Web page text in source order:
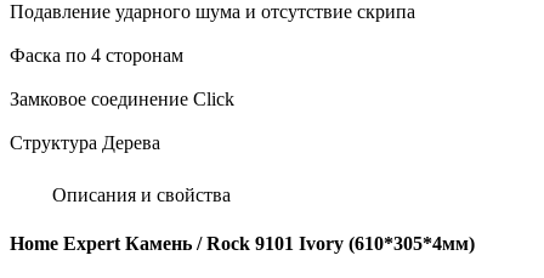
Подавление ударного шума и отсутствие скрипа
Фаска по 4 сторонам
Замковое соединение Click
Структура Дерева
Описания и свойства
Home Expert Камень / Rock 9101 Ivory (610*305*4мм)